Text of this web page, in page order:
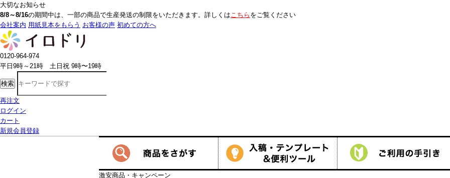
大切なお知らせ
8/8～8/16の期間中は、一部の商品で生産発送の制限をいただきます。詳しくはこちら をご覧ください
会社案内 用紙見本をもらう お客様の声 初めての方へ
0120-964-974
平日9時～21時 土日祝 9時〜19時
検索
再注文
ログイン
カート
新規会員登録
激安商品・キャンペーン